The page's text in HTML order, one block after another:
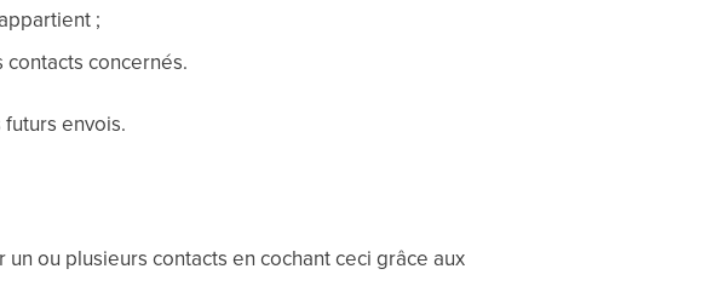
;
concernés.
envois.
ou plusieurs contacts en cochant ceci grâce aux